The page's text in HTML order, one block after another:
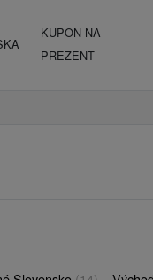
KUPON NA
PREZENT